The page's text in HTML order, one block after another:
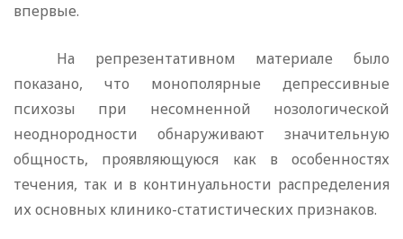
впервые.
На репрезентативном материале было
показано, что моно­полярные депрессивные
психозы при несомненной нозологи­ческой
неоднородности обнаруживают значительную
общ­ность, проявляющуюся как в особенностях
течения, так и в континуальности распределения
их основных клинико-стати­стических признаков.